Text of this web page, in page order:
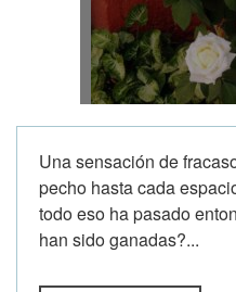
Una sensación de
pecho hasta cada
todo eso ha pasado
han sido ganadas?...